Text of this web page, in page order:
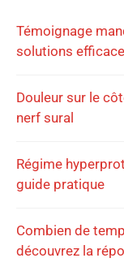
Témoignage
solutions
Douleur sur le
nerf sural
Régime
guide pratique
Combien de
découvrez la